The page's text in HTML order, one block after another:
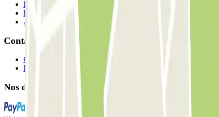
Professionnels
Fournisseur de parking
Affiliés
Contact
Contactez-nous
FAQ
Nos différents modes de paiement: